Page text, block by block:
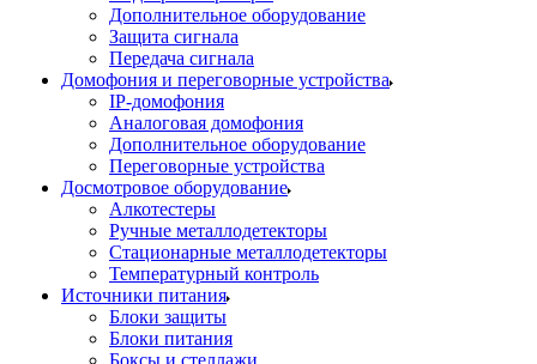
Дополнительное оборудование
Защита сигнала
Передача сигнала
Домофония и переговорные устройства
IP-домофония
Аналоговая домофония
Дополнительное оборудование
Переговорные устройства
Досмотровое оборудование
Алкотестеры
Ручные металлодетекторы
Стационарные металлодетекторы
Температурный контроль
Источники питания
Блоки защиты
Блоки питания
Боксы и стеллажи